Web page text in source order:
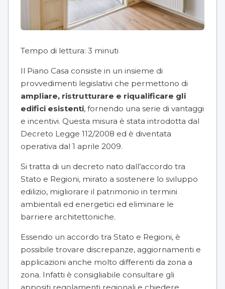
Tempo di lettura: 3 minuti
Il Piano Casa consiste in un insieme di
provvedimenti legislativi che permettono di
ampliare, ristrutturare e riqualificare gli
edifici esistenti, fornendo una serie di vantaggi
e incentivi. Questa misura è stata introdotta dal
Decreto Legge 112/2008 ed è diventata
operativa dal 1 aprile 2009.
Si tratta di un decreto nato dall’accordo tra
Stato e Regioni, mirato a sostenere lo sviluppo
edilizio, migliorare il patrimonio in termini
ambientali ed energetici ed eliminare le
barriere architettoniche.
Essendo un accordo tra Stato e Regioni, è
possibile trovare discrepanze, aggiornamenti e
applicazioni anche molto differenti da zona a
zona. Infatti è consigliabile consultare gli